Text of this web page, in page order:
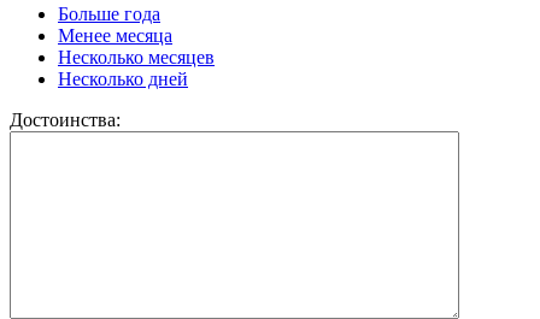
Больше года
Менее месяца
Несколько месяцев
Несколько дней
Достоинства: